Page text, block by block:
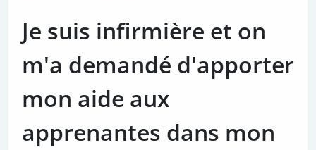
Je suis infirmière et on
m'a demandé d'apporter
mon aide aux
apprenantes dans mon